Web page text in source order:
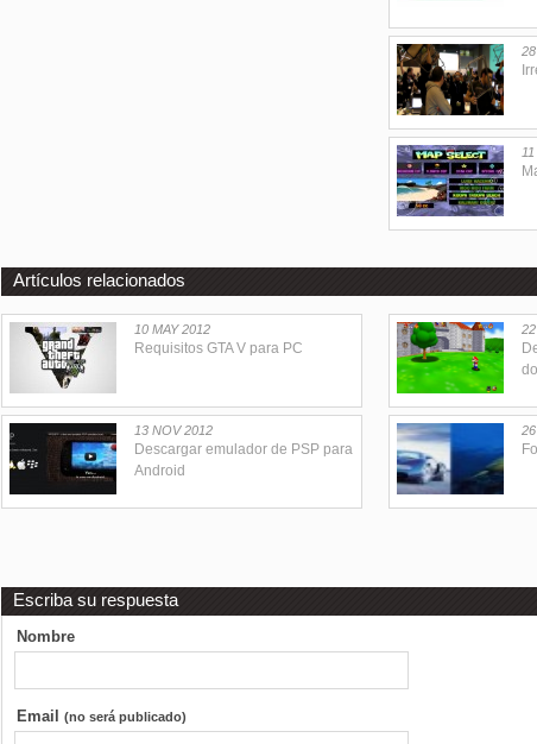
Artículos relacionados
10 MAY 2012
Requisitos GTA V para PC
13 NOV 2012
Descargar emulador de PSP para
Android
Escriba su respuesta
Nombre
Email (no será publicado)